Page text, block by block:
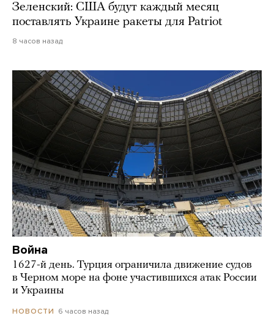
Зеленский: США будут каждый месяц
поставлять Украине ракеты для Patriot
8 часов назад
Война
1627-й день. Турция ограничила движение судов
в Черном море на фоне участившихся атак России
и Украины
НОВОСТИ 6 часов назад